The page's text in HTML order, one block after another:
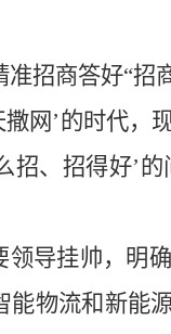
准招商答好“招
网’的时代，
、招得好’
领导挂帅，明
能物流和新能